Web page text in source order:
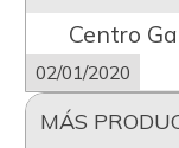
Centro
02/01/2020
MÁS